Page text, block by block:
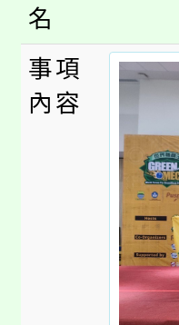
名
事項
內容